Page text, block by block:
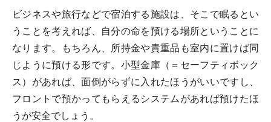
ビジネスや旅行などで宿泊する施設は、そこで眠るとい
うことを考えれば、自分の命を預ける場所ということに
なります。もちろん、所持金や貴重品も室内に置けば同
じように預ける形です。小型金庫（＝セーフティボック
ス）があれば、面倒がらずに入れたほうがいいですし、
フロントで預かってもらえるシステムがあれば預けたほ
うが安全でしょう。